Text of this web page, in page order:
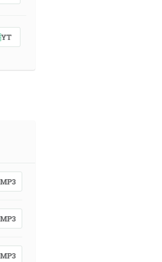
YT
MP3
MP3
MP3